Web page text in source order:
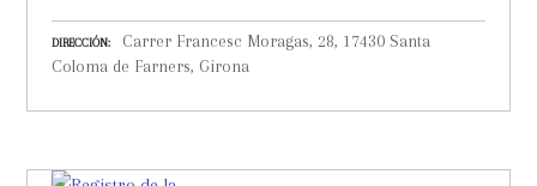
DIRECCIÓN
Carrer Francesc Moragas, 28, 17430 Santa
Coloma de Farners, Girona